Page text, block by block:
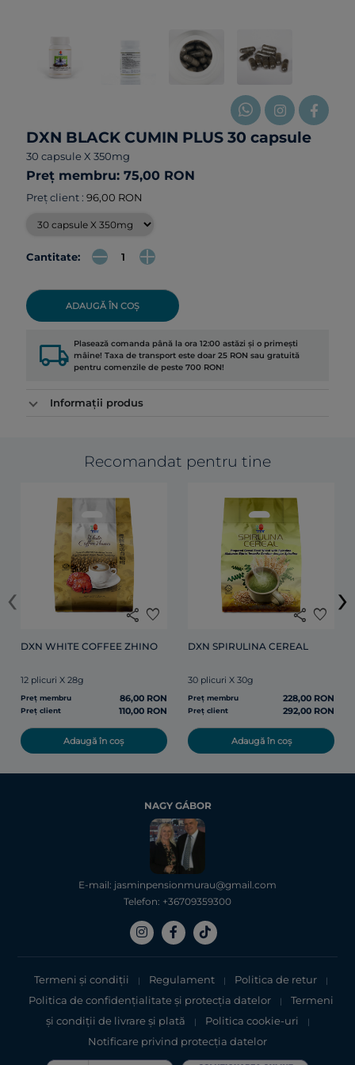
DXN BLACK CUMIN PLUS 30 capsule
30 capsule X 350mg
Preț membru: 75,00 RON
Preț client : 96,00 RON
Cantitate:
ADAUGĂ ÎN COȘ
local_shipping Plasează comanda până la ora 12:00 astăzi și o primești
mâine! Taxa de transport este doar 25 RON sau gratuită
pentru comenzile de peste 700 RON!
Informații produs
Recomandat pentru tine
share favorite
DXN WHITE COFFEE ZHINO
12 plicuri X 28g
Preț membru 86,00 RON
Preț client 110,00 RON
Adaugă în coș
share favorite
DXN SPIRULINA CEREAL
30 plicuri X 30g
Preț membru 228,00 RON
Preț client 292,00 RON
Adaugă în coș
‹ ›
NAGY GÁBOR
E-mail: jasminpensionmurau@gmail.com
Telefon: +36709359300
Termeni și condiții | Regulament | Politica de retur |
Politica de confidențialitate şi protecţia datelor |
Termeni
şi condiții de livrare și plată
| Politica cookie-uri |
Notificare privind protecția datelor